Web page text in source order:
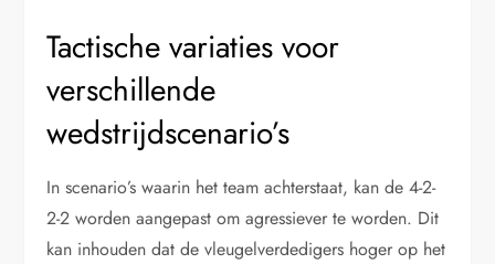
Tactische variaties voor
verschillende
wedstrijdscenario’s
In scenario’s waarin het team achterstaat, kan de 4-2-
2-2 worden aangepast om agressiever te worden. Dit
kan inhouden dat de vleugelverdedigers hoger op het